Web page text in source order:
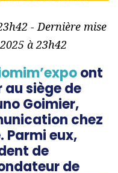
- Dernière mise
à 23h42
ont
siège de
Goimier,
chez
Parmi eux,
de
de